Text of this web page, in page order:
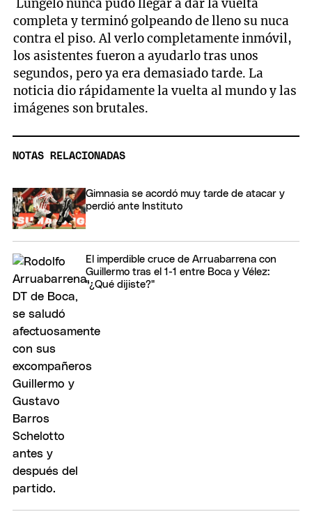
Lungelo nunca pudo llegar a dar la vuelta
completa y terminó golpeando de lleno su nuca
contra el piso. Al verlo completamente inmóvil,
los asistentes fueron a ayudarlo tras unos
segundos, pero ya era demasiado tarde. La
noticia dio rápidamente la vuelta al mundo y las
imágenes son brutales.
NOTAS RELACIONADAS
Gimnasia se acordó muy tarde de atacar y
perdió ante Instituto
El imperdible cruce de Arruabarrena con
Guillermo tras el 1-1 entre Boca y Vélez:
"¿Qué dijiste?"